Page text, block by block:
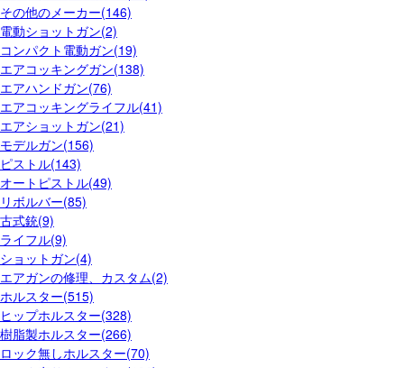
その他のメーカー(146)
電動ショットガン(2)
コンパクト電動ガン(19)
エアコッキングガン(138)
エアハンドガン(76)
エアコッキングライフル(41)
エアショットガン(21)
モデルガン(156)
ピストル(143)
オートピストル(49)
リボルバー(85)
古式銃(9)
ライフル(9)
ショットガン(4)
エアガンの修理、カスタム(2)
ホルスター(515)
ヒップホルスター(328)
樹脂製ホルスター(266)
ロック無しホルスター(70)